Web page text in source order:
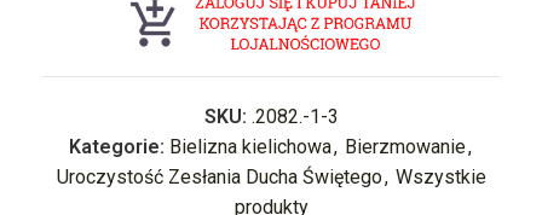
SKU: .2082.-1-3
Kategorie: Bielizna kielichowa, Bierzmowanie,
Uroczystość Zesłania Ducha Świętego, Wszystkie
produkty